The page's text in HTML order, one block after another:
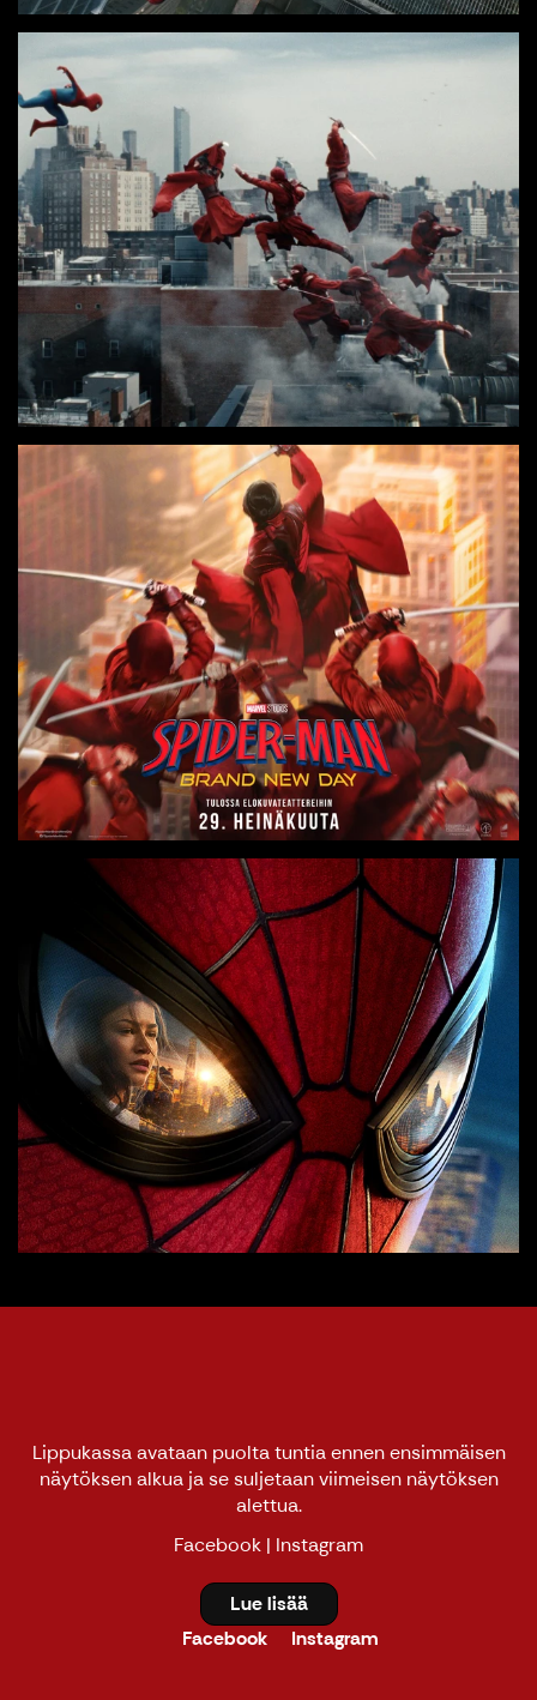
Lippukassa avataan puolta tuntia ennen ensimmäisen
näytöksen alkua ja se suljetaan viimeisen näytöksen
alettua.
Facebook | Instagram
Lue lisää
Facebook
Instagram